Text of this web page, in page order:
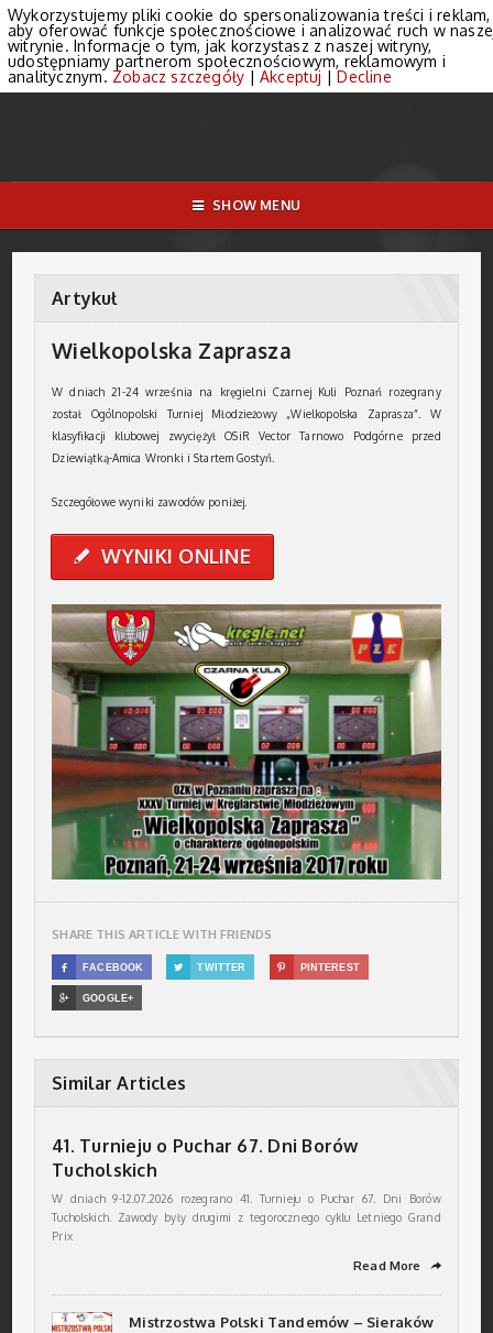
SHOW MENU
Artykuł
Wielkopolska Zaprasza
W dniach 21-24 września na kręgielni Czarnej Kuli Poznań rozegrany
został Ogólnopolski Turniej Młodzieżowy „Wielkopolska Zaprasza”. W
klasyfikacji klubowej zwyciężył OSiR Vector Tarnowo Podgórne przed
Dziewiątką-Amica Wronki i Startem Gostyń.
Szczegółowe wyniki zawodów poniżej.
✎ WYNIKI ONLINE
SHARE THIS ARTICLE WITH FRIENDS
 FACEBOOK  TWITTER  PINTEREST
 GOOGLE+
Similar Articles
41. Turnieju o Puchar 67. Dni Borów
Tucholskich
W dniach 9-12.07.2026 rozegrano 41. Turnieju o Puchar 67. Dni Borów
Tucholskich. Zawody były drugimi z tegorocznego cyklu Letniego Grand
Prix
Read More ➦
Mistrzostwa Polski Tandemów – Sieraków
Wykorzystujemy pliki cookie do spersonalizowania treści i reklam,
aby oferować funkcje społecznościowe i analizować ruch w
witrynie. Informacje o tym, jak korzystasz z naszej witryny,
udostępniamy partnerom społecznościowym, reklamowym i
analitycznym. Zobacz szczegóły | Akceptuj |Decline